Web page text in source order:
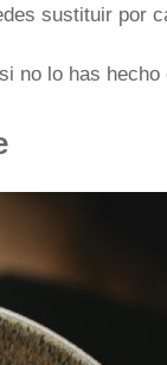
sustituir por
no lo has hecho